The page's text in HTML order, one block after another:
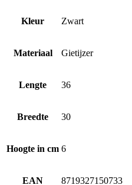
Kleur Zwart
Materiaal Gietijzer
Lengte 36
Breedte 30
Hoogte in cm 6
EAN 8719327150733